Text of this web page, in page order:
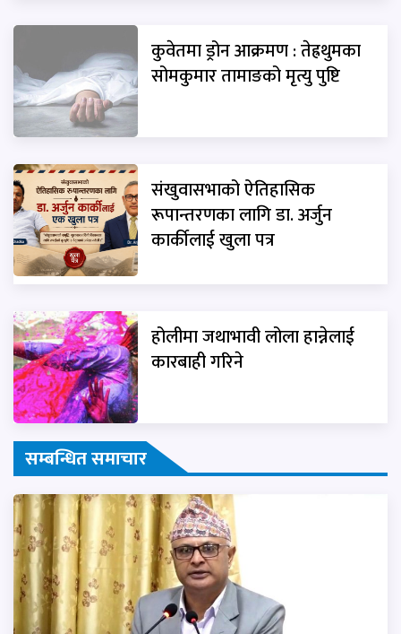
कुवेतमा ड्रोन आक्रमण : तेह्रथुमका
सोमकुमार तामाङको मृत्यु पुष्टि
संखुवासभाको ऐतिहासिक
रूपान्तरणका लागि डा. अर्जुन
कार्कीलाई खुला पत्र
होलीमा जथाभावी लोला हान्नेलाई
कारबाही गरिने
सम्बन्धित समाचार